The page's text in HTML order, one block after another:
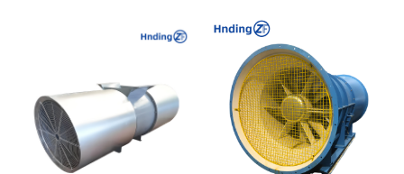
оптимизации
вентиляции